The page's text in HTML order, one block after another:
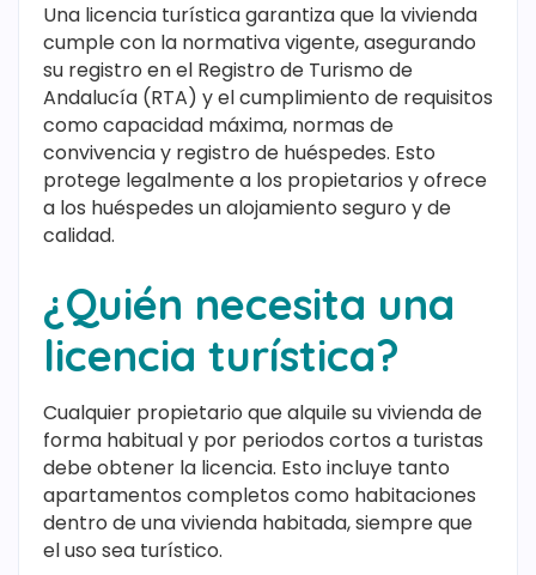
Una licencia turística garantiza que la vivienda
cumple con la normativa vigente, asegurando
su registro en el Registro de Turismo de
Andalucía (RTA) y el cumplimiento de requisitos
como capacidad máxima, normas de
convivencia y registro de huéspedes. Esto
protege legalmente a los propietarios y ofrece
a los huéspedes un alojamiento seguro y de
calidad.
¿Quién necesita una
licencia turística?
Cualquier propietario que alquile su vivienda de
forma habitual y por periodos cortos a turistas
debe obtener la licencia. Esto incluye tanto
apartamentos completos como habitaciones
dentro de una vivienda habitada, siempre que
el uso sea turístico.